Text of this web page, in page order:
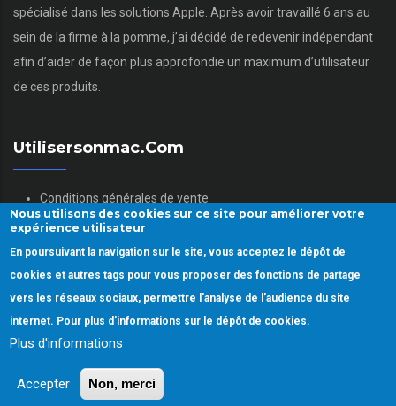
spécialisé dans les solutions Apple. Après avoir travaillé 6 ans au
sein de la firme à la pomme, j’ai décidé de redevenir indépendant
afin d’aider de façon plus approfondie un maximum d’utilisateur
de ces produits.
Utilisersonmac.com
Conditions générales de vente
Mentions légales
Politique des données personnelles
Gestion des Cookies
Copyright © 2022.Utiliser son mac.
Nous utilisons des cookies sur ce site pour améliorer votre
expérience utilisateur
En poursuivant la navigation sur le site, vous acceptez le dépôt de
cookies et autres tags pour vous proposer des fonctions de partage
vers les réseaux sociaux, permettre l'analyse de l’audience du site
internet. Pour plus d’informations sur le dépôt de cookies.
Plus d'informations
Accepter Non, merci